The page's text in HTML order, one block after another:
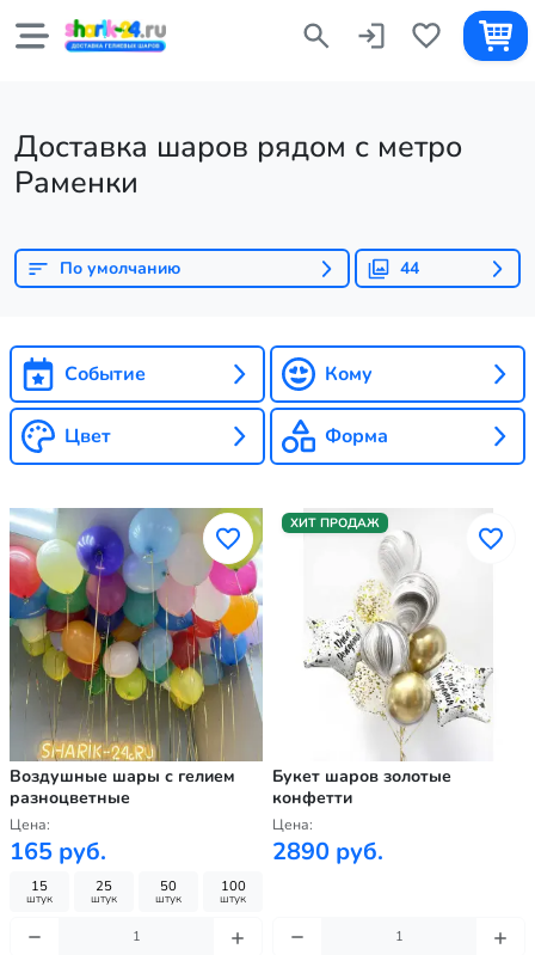
Доставка шаров рядом с метро
Раменки
По умолчанию 44
Событие Кому
Цвет Форма
Воздушные шары с гелием
разноцветные
Цена:
165 руб.
15
штук
25
штук
50
штук
100
штук
ХИТ ПРОДАЖ
Букет шаров золотые
конфетти
Цена:
2890 руб.